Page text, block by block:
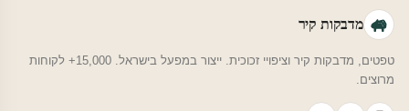
מדבקות קיר
טפטים, מדבקות קיר וציפויי זכוכית. ייצור במפעל בישראל. 15,000+ לקוחות
מרוצים.